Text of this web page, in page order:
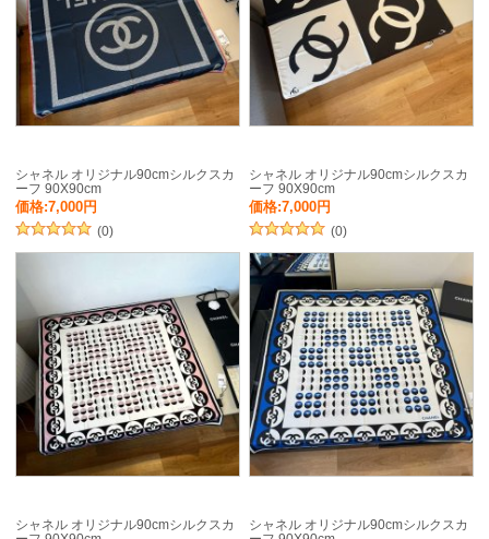
シャネル オリジナル90cmシルクスカ
ーフ 90X90cm
価格:7,000円
(0)
シャネル オリジナル90cmシルクスカ
ーフ 90X90cm
価格:7,000円
(0)
シャネル オリジナル90cmシルクスカ
シャネル オリジナル90cmシルクスカ